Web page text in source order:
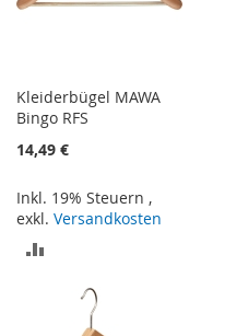
Kleiderbügel MAWA
Bingo RFS
14,49 €
Inkl. 19% Steuern ,
exkl. Versandkosten
VERGLEICHSLISTE
HINZUFÜGEN